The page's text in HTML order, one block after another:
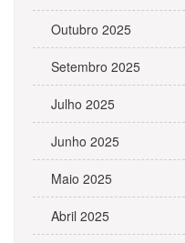
Outubro 2025
Setembro 2025
Julho 2025
Junho 2025
Maio 2025
Abril 2025